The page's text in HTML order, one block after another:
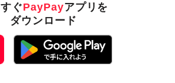
ぐPayPayアプリを
ダウンロード